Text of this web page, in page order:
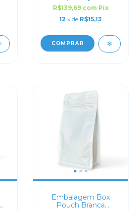
R$139,69 com Pix
12 x de R$15,13
COMPRAR
Embalagem Box
Pouch Branca